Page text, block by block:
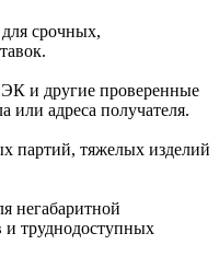
срочных,
и другие проверенные
или адреса получателя.
партий, тяжелых изделий
негабаритной
и труднодоступных